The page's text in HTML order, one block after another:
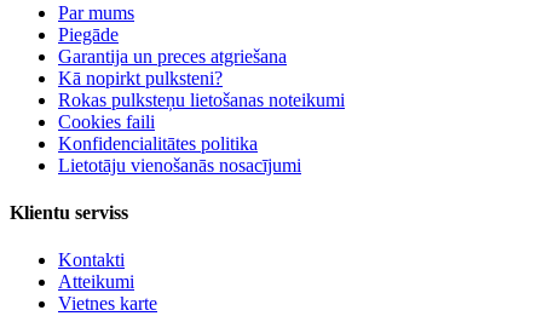
Par mums
Piegāde
Garantija un preces atgriešana
Kā nopirkt pulksteni?
Rokas pulksteņu lietošanas noteikumi
Cookies faili
Konfidencialitātes politika
Lietotāju vienošanās nosacījumi
Klientu serviss
Kontakti
Atteikumi
Vietnes karte